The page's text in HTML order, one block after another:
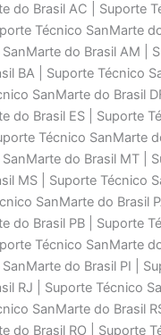
do Brasil AC | Suporte
Técnico SanMarte do
do Brasil AM |
BA | Suporte Técnico
SanMarte do Brasil
do Brasil ES | Suporte
Técnico SanMarte
do Brasil MT |
MS | Suporte Técnico
SanMarte do Brasil
do Brasil PB | Suporte
Técnico SanMarte do
do Brasil PI |
RJ | Suporte Técnico
SanMarte do Brasil
do Brasil RO | Suporte